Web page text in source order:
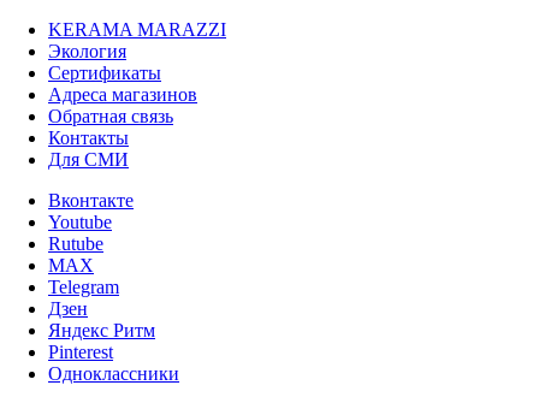
KERAMA MARAZZI
Экология
Сертификаты
Адреса магазинов
Обратная связь
Контакты
Для СМИ
Вконтакте
Youtube
Rutube
MAX
Telegram
Дзен
Яндекс Ритм
Pinterest
Одноклассники